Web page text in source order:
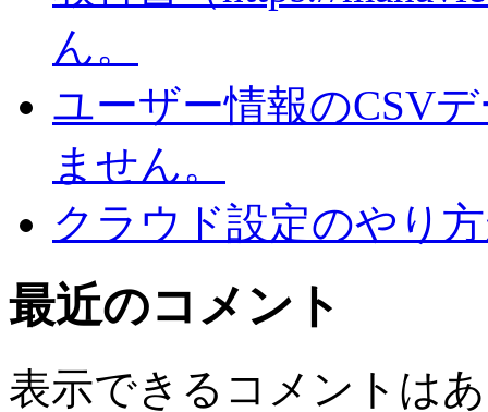
ん。
ユーザー情報のCSV
ません。
クラウド設定のやり
最近のコメント
表示できるコメントは